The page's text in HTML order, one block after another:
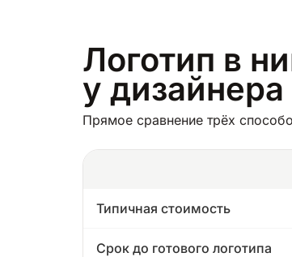
Логотип в
у
Прямое сравнение трёх
Типичная стоимость
Срок до готового логотипа